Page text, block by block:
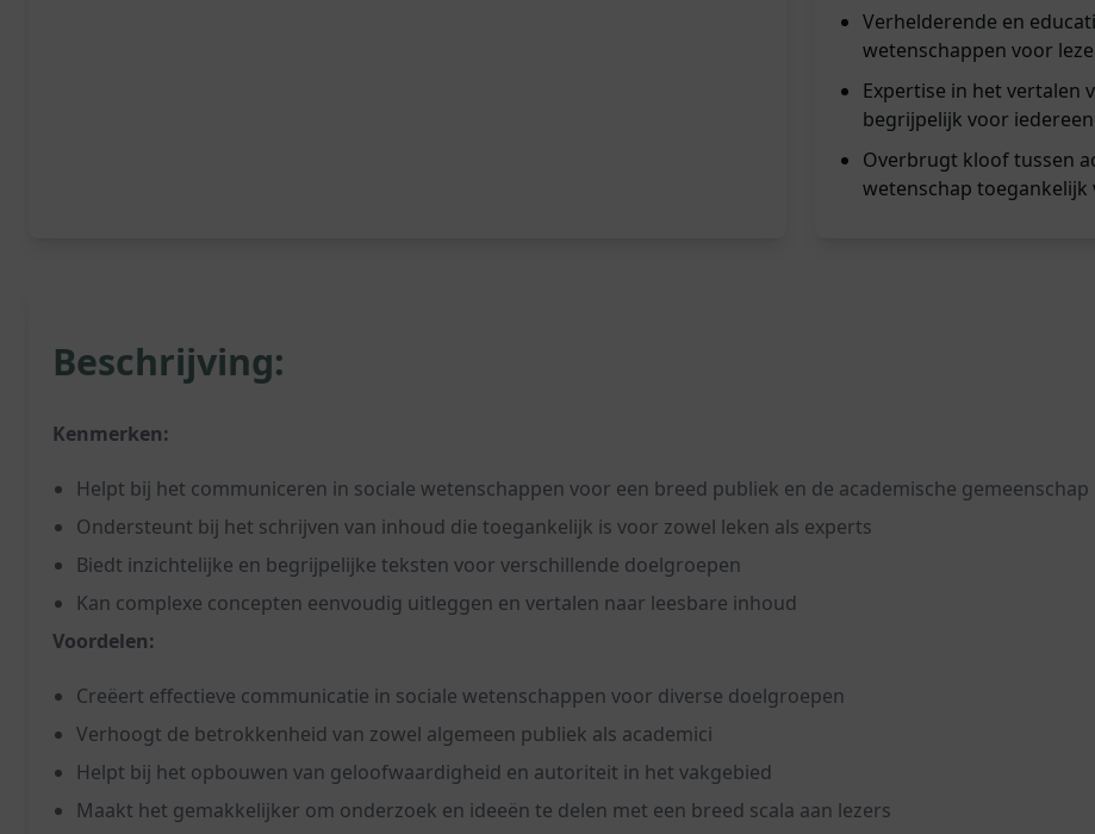
Verhelderende en
wetenschappen voor
Expertise in het vertalen
begrijpelijk voor
Overbrugt kloof tussen
wetenschap
Beschrijving:
Kenmerken:
Helpt bij het communiceren in sociale wetenschappen voor een breed publiek en de academische gemeenschap
Ondersteunt bij het schrijven van inhoud die toegankelijk is voor zowel leken als experts
Biedt inzichtelijke en begrijpelijke teksten voor verschillende doelgroepen
Kan complexe concepten eenvoudig uitleggen en vertalen naar leesbare inhoud
Voordelen:
Creëert effectieve communicatie in sociale wetenschappen voor diverse doelgroepen
Verhoogt de betrokkenheid van zowel algemeen publiek als academici
Helpt bij het opbouwen van geloofwaardigheid en autoriteit in het vakgebied
Maakt het gemakkelijker om onderzoek en ideeën te delen met een breed scala aan lezers